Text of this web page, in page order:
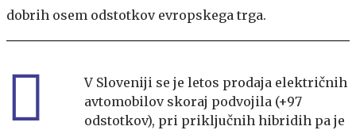
dobrih osem odstotkov evropskega trga.
V Sloveniji se je letos prodaja električnih
avtomobilov skoraj podvojila (+97
odstotkov), pri priključnih hibridih pa je